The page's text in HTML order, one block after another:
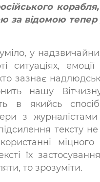
корабля,
за відомою тепер
у
ситуаціях,
зазнає
нашу
в якийсь спосіб
з
тексту
їх
то зрозуміти.